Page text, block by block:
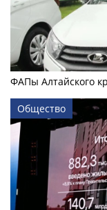
ФАПы Алтайского
Общество